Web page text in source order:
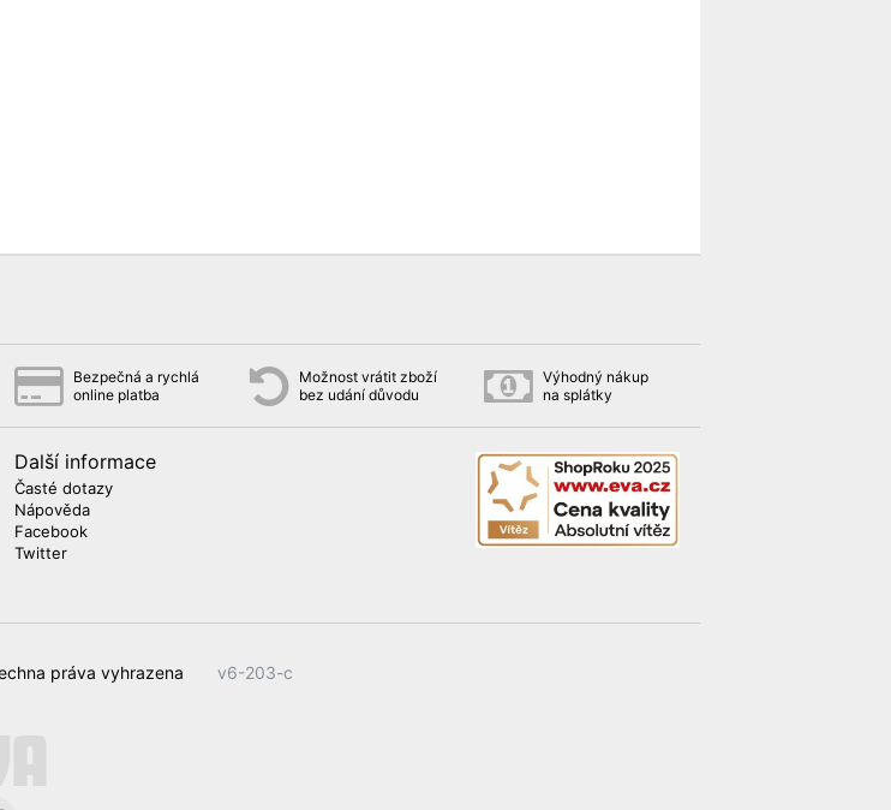
Bezpečná a rychlá
online platba
Možnost vrátit zboží
bez udání důvodu
Výhodný nákup
na splátky
Další informace
Časté dotazy
Nápověda
Facebook
Twitter
práva vyhrazena v6-203-c